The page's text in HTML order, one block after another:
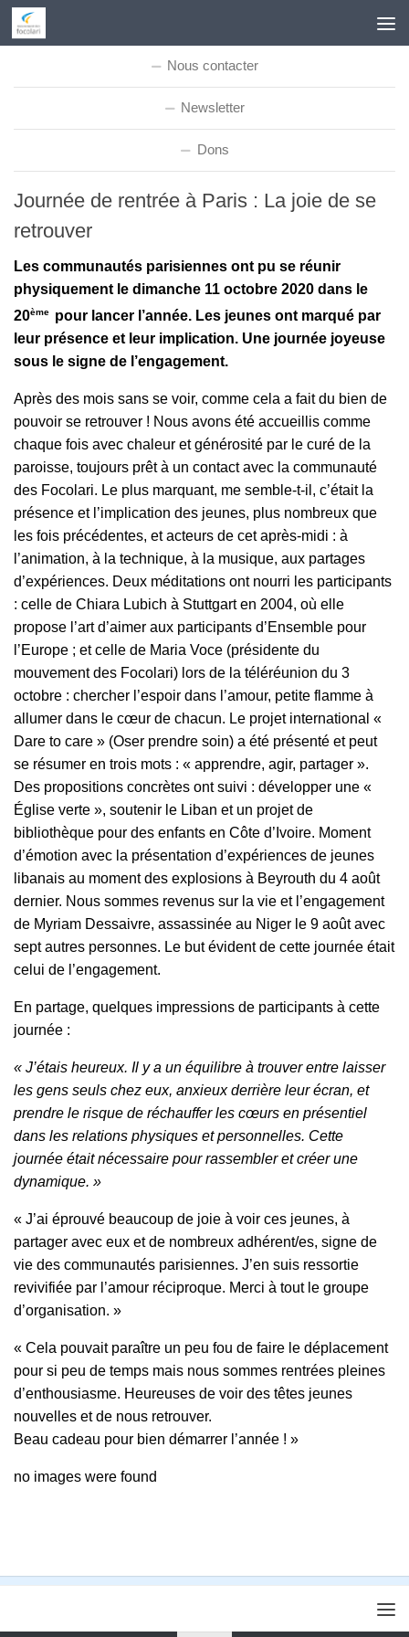
Skip to content
Nous contacter
Newsletter
Dons
Journée de rentrée à Paris : La joie de se
retrouver
Les communautés parisiennes ont pu se réunir
physiquement le dimanche 11 octobre 2020 dans le
20ème pour lancer l’année. Les jeunes ont marqué par
leur présence et leur implication. Une journée joyeuse
sous le signe de l’engagement.
Après des mois sans se voir, comme cela a fait du bien de
pouvoir se retrouver ! Nous avons été accueillis comme
chaque fois avec chaleur et générosité par le curé de la
paroisse, toujours prêt à un contact avec la communauté
des Focolari. Le plus marquant, me semble-t-il, c’était la
présence et l’implication des jeunes, plus nombreux que
les fois précédentes, et acteurs de cet après-midi : à
l’animation, à la technique, à la musique, aux partages
d’expériences. Deux méditations ont nourri les participants
: celle de Chiara Lubich à Stuttgart en 2004, où elle
propose l’art d’aimer aux participants d’Ensemble pour
l’Europe ; et celle de Maria Voce (présidente du
mouvement des Focolari) lors de la téléréunion du 3
octobre : chercher l’espoir dans l’amour, petite flamme à
allumer dans le cœur de chacun. Le projet international «
Dare to care » (Oser prendre soin) a été présenté et peut
se résumer en trois mots : « apprendre, agir, partager ».
Des propositions concrètes ont suivi : développer une «
Église verte », soutenir le Liban et un projet de
bibliothèque pour des enfants en Côte d’Ivoire. Moment
d’émotion avec la présentation d’expériences de jeunes
libanais au moment des explosions à Beyrouth du 4 août
dernier. Nous sommes revenus sur la vie et l’engagement
de Myriam Dessaivre, assassinée au Niger le 9 août avec
sept autres personnes. Le but évident de cette journée était
celui de l’engagement.
En partage, quelques impressions de participants à cette
journée :
« J’étais heureux. Il y a un équilibre à trouver entre laisser
les gens seuls chez eux, anxieux derrière leur écran, et
prendre le risque de réchauffer les cœurs en présentiel
dans les relations physiques et personnelles. Cette
journée était nécessaire pour rassembler et créer une
dynamique. »
« J’ai éprouvé beaucoup de joie à voir ces jeunes, à
partager avec eux et de nombreux adhérent/es, signe de
vie des communautés parisiennes. J’en suis ressortie
revivifiée par l’amour réciproque. Merci à tout le groupe
d’organisation. »
« Cela pouvait paraître un peu fou de faire le déplacement
pour si peu de temps mais nous sommes rentrées pleines
d’enthousiasme. Heureuses de voir des têtes jeunes
nouvelles et de nous retrouver.
Beau cadeau pour bien démarrer l’année ! »
no images were found